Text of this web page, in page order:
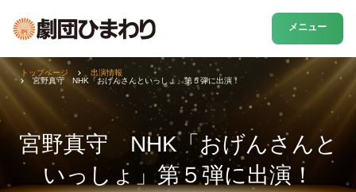
メニュー
宮野真守 NHK「おげんさんと
いっしょ」第５弾に出演！
トップページ
出演情報
宮野真守 NHK「おげんさんといっしょ」第５弾に出演！